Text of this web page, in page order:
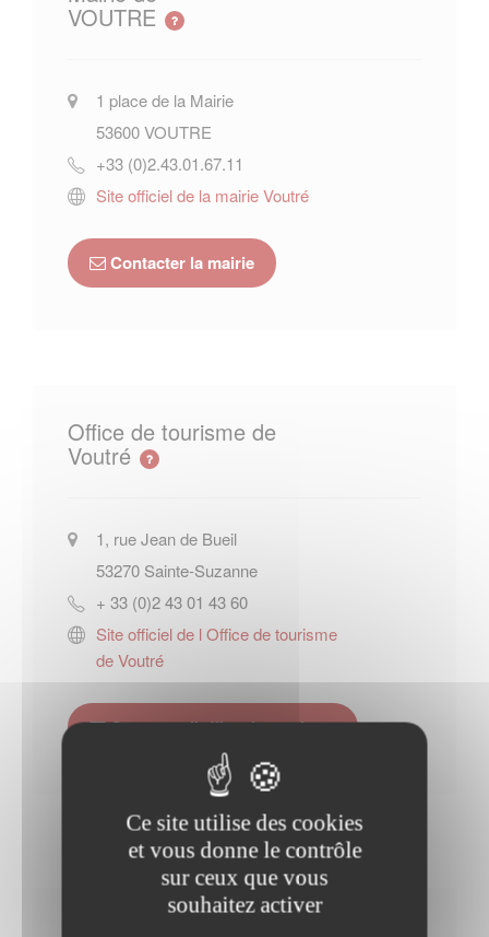
VOUTRE
1 place de la Mairie
53600VOUTRE
+33 (0)2.43.01.67.11
Site officiel de la mairie Voutré
Contacter la mairie
Office de tourisme de
Voutré
1, rue Jean de Bueil
53270 Sainte-Suzanne
+ 33 (0)2 43 01 43 60
Site officiel de l Office de tourisme
de Voutré
Contacter l'office de tourisme
Ce site utilise des cookies
et vous donne le contrôle
sur ceux que vous
souhaitez activer